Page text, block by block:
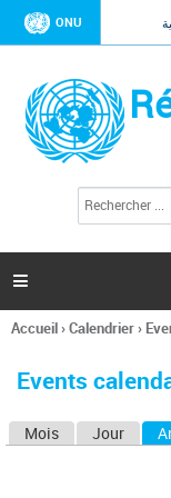
ONU
l
c
h
e

Vous
ici
Accueil›Calendrier›
Events
Mois Jour